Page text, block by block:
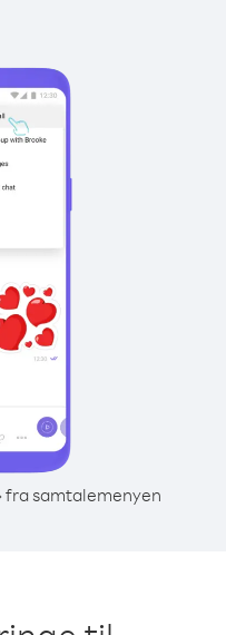
fra samtalemenyen